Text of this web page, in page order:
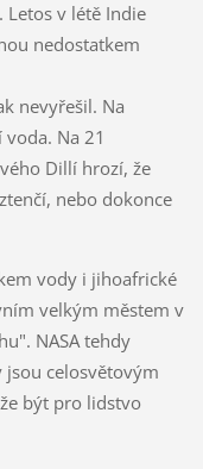
v létě Indie
nedostatkem
nevyřešil. Na
Na 21
Dillí hrozí, že
nebo dokonce
vody i jihoafrické
velkým městem v
NASA tehdy
jsou celosvětovým
být pro lidstvo